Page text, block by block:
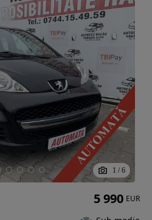
1 / 6
5 990 EUR